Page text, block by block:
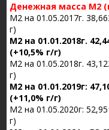
Денежная масса М2
М2 на 01.05.2017г.
г)
М2 на 01.01.2018г.
(+10,5% г/г)
М2 на 01.05.2018г.
г)
М2 на 01.01.2019г:
(+11,0% г/г)
М2 на 01.05.2020г:
г)